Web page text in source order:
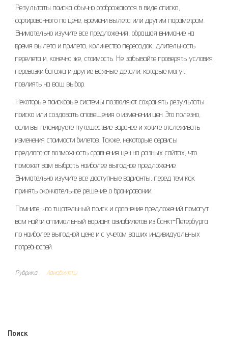
Результаты поиска обычно отображаются в виде списка,
сортированного по цене, времени вылета или другим параметрам.
Внимательно изучите все предложения, обращая внимание на
время вылета и прилета, количество пересадок, длительность
перелета и, конечно же, стоимость. Не забывайте проверять условия
перевозки багажа и другие важные детали, которые могут
повлиять на ваш выбор.
Некоторые поисковые системы позволяют сохранять результаты
поиска или создавать оповещения о изменении цен. Это полезно,
если вы планируете путешествие заранее и хотите отслеживать
изменения стоимости билетов. Также, некоторые сервисы
предлагают возможность сравнения цен на разных сайтах, что
поможет вам выбрать наиболее выгодное предложение.
Внимательно изучите все доступные варианты, перед тем как
принять окончательное решение о бронировании.
Помните, что тщательный поиск и сравнение предложений помогут
вам найти оптимальный вариант авиабилетов из Санкт-Петербурга
по наиболее выгодной цене и с учетом ваших индивидуальных
потребностей.
Рубрика Авиабилеты
Поиск